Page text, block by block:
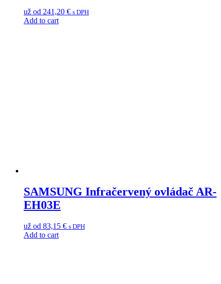
už od 241,20 € s DPH
Add to cart
SAMSUNG Infračervený ovládač AR-
EH03E
už od 83,15 € s DPH
Add to cart